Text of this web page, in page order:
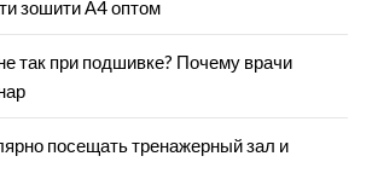
зошити А4 оптом
так при подшивке? Почему врачи
посещать тренажерный зал и